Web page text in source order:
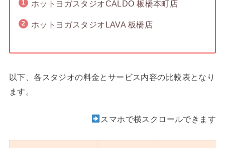
ホットヨガスタジオCALDO 板橋本町店
ホットヨガスタジオLAVA 板橋店
以下、各スタジオの料金とサービス内容の比較表となり
ます。
スマホで横スクロールできます